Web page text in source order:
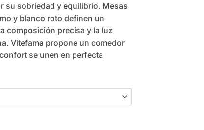
$2.489,00
su sobriedad y equilibrio. Mesas
y blanco roto definen un
composición precisa y la luz
Vitefama propone un comedor
se unen en perfecta